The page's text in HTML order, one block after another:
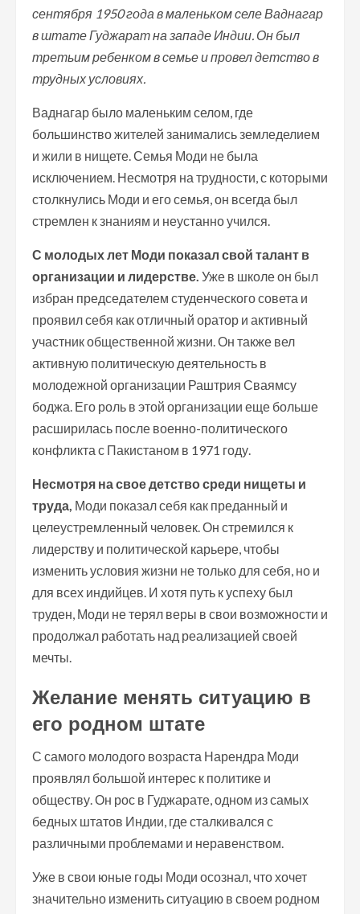
сентября 1950 года в маленьком селе Ваднагар
в штате Гуджарат на западе Индии. Он был
третьим ребенком в семье и провел детство в
трудных условиях.
Ваднагар было маленьким селом, где
большинство жителей занимались земледелием
и жили в нищете. Семья Моди не была
исключением. Несмотря на трудности, с которыми
столкнулись Моди и его семья, он всегда был
стремлен к знаниям и неустанно учился.
С молодых лет Моди показал свой талант в
организации и лидерстве. Уже в школе он был
избран председателем студенческого совета и
проявил себя как отличный оратор и активный
участник общественной жизни. Он также вел
активную политическую деятельность в
молодежной организации Раштрия Сваямсу
боджа. Его роль в этой организации еще больше
расширилась после военно-политического
конфликта с Пакистаном в 1971 году.
Несмотря на свое детство среди нищеты и
труда, Моди показал себя как преданный и
целеустремленный человек. Он стремился к
лидерству и политической карьере, чтобы
изменить условия жизни не только для себя, но и
для всех индийцев. И хотя путь к успеху был
труден, Моди не терял веры в свои возможности и
продолжал работать над реализацией своей
мечты.
Желание менять ситуацию в
его родном штате
С самого молодого возраста Нарендра Моди
проявлял большой интерес к политике и
обществу. Он рос в Гуджарате, одном из самых
бедных штатов Индии, где сталкивался с
различными проблемами и неравенством.
Уже в свои юные годы Моди осознал, что хочет
значительно изменить ситуацию в своем родном